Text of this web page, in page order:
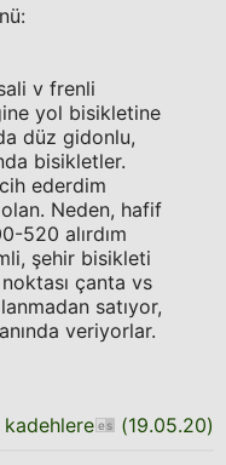
v frenli
yol bisikletine
düz gidonlu,
bisikletler.
ederdim
Neden, hafif
520 alırdım
şehir bisikleti
çanta vs
satıyor,
veriyorlar.
(19.05.20)